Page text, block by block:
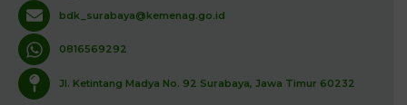
bdk_surabaya@kemenag.go.id
0816569292
Jl. Ketintang Madya No. 92 Surabaya, Jawa Timur 60232